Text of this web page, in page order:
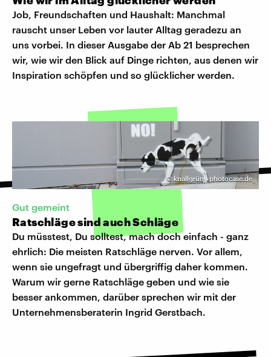
Job, Freundschaften und Haushalt: Manchmal
rauscht unser Leben vor lauter Alltag geradezu an
uns vorbei. In dieser Ausgabe der Ab 21 besprechen
wir, wie wir den Blick auf Dinge richten, aus denen wir
Inspiration schöpfen und so glücklicher werden.
©knallgrün | photocase.de
Gut gemeint
Ratschläge sind auch Schläge
Du müsstest, Du solltest, mach doch einfach - ganz
ehrlich: Die meisten Ratschläge nerven. Vor allem,
wenn sie ungefragt und übergriffig daher kommen.
Warum wir gerne Ratschläge geben und wie sie
besser ankommen, darüber sprechen wir mit der
Unternehmensberaterin Ingrid Gerstbach.